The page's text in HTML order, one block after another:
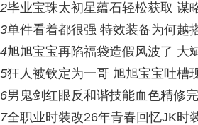
2毕业宝珠太初星蕴石轻松获取 谋
3单件看着都很强 特效装备为何越
4旭旭宝宝再陷福袋造假风波了 大
5狂人被钦定为一哥 旭旭宝宝吐槽
6男鬼剑红眼反和谐技能血色精修
7全职业时装改26年青春回忆JK时